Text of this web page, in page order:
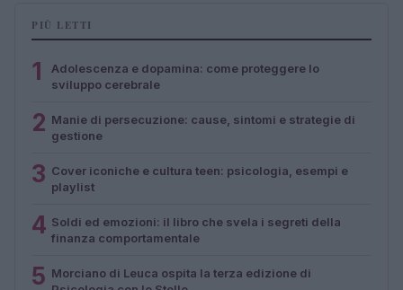
PIÙ LETTI
1
Adolescenza e dopamina: come proteggere lo
sviluppo cerebrale
2 Manie di persecuzione: cause, sintomi e strategie di
gestione
3 Cover iconiche e cultura teen: psicologia, esempi e
playlist
4 Soldi ed emozioni: il libro che svela i segreti della
finanza comportamentale
5 Morciano di Leuca ospita la terza edizione di